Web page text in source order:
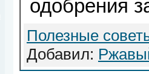
одобрения
Полезные
Добавил: